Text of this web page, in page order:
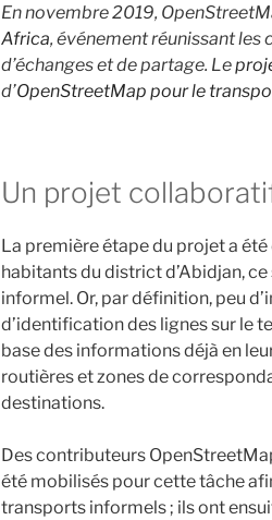
En novembre 2019,
Africa, événement réunissant
d’échanges et de partage. Le
d’OpenStreetMap pour le
Un projet
La première étape du projet a
habitants du district d’Abidjan,
informel. Or, par définition, peu
d’identification des lignes sur le
base des informations déjà en
routières et zones de
destinations.
Des contributeurs
été mobilisés pour cette tâche
transports informels ; ils ont